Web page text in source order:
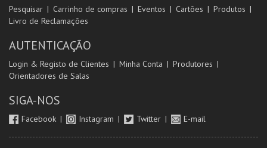
Pesquisar Carrinho de compras Eventos Cartões
Produtos
Livro de Reclamações
AUTENTICAÇÃO
Login & Registo de Clientes Minha Conta
Produtores
Orientadores de Salas
SIGA-NOS
Facebook Instagram Twitter E-mail